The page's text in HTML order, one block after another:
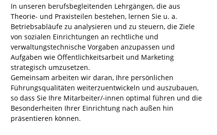
In unseren berufsbegleitenden Lehrgängen, die aus
Theorie- und Praxisteilen bestehen, lernen Sie u. a.
Betriebsabläufe zu analysieren und zu steuern, die Ziele
von sozialen Einrichtungen an rechtliche und
verwaltungstechnische Vorgaben anzupassen und
Aufgaben wie Öffentlichkeitsarbeit und Marketing
strategisch umzusetzen.
Gemeinsam arbeiten wir daran, Ihre persönlichen
Führungsqualitäten weiterzuentwickeln und auszubauen,
so dass Sie Ihre Mitarbeiter/-innen optimal führen und die
Besonderheiten Ihrer Einrichtung nach außen hin
präsentieren können.